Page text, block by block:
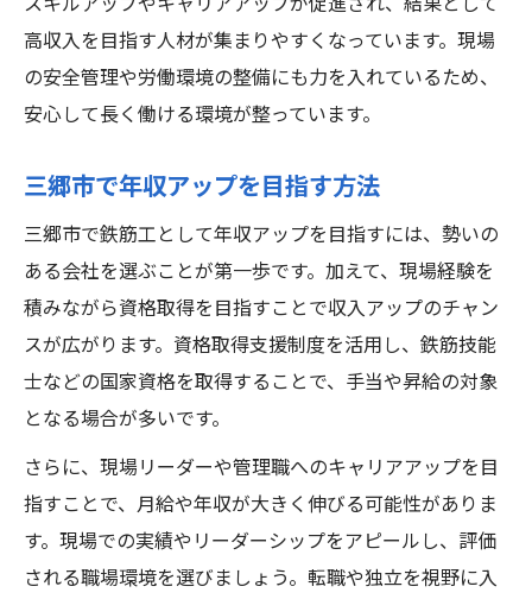
高収入を目指す人材が集まりやすくなっています。現場
の安全管理や労働環境の整備にも力を入れているため、
安心して長く働ける環境が整っています。
三郷市で年収アップを目指す方法
三郷市で鉄筋工として年収アップを目指すには、勢いの
ある会社を選ぶことが第一歩です。加えて、現場経験を
積みながら資格取得を目指すことで収入アップのチャン
スが広がります。資格取得支援制度を活用し、鉄筋技能
士などの国家資格を取得することで、手当や昇給の対象
となる場合が多いです。
さらに、現場リーダーや管理職へのキャリアアップを目
指すことで、月給や年収が大きく伸びる可能性がありま
す。現場での実績やリーダーシップをアピールし、評価
される職場環境を選びましょう。転職や独立を視野に入